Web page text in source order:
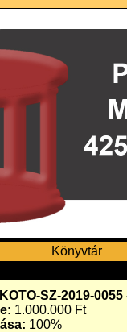
Könyvtár
SZ-2019-
1.000.000 Ft
100%